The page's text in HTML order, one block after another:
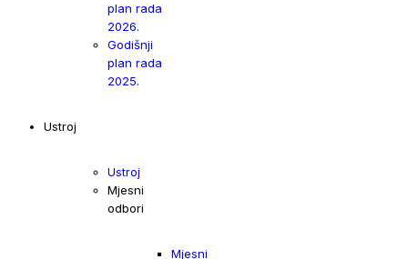
plan rada
2026.
Godišnji
plan rada
2025.
Ustroj
Ustroj
Mjesni
odbori
Mjesni